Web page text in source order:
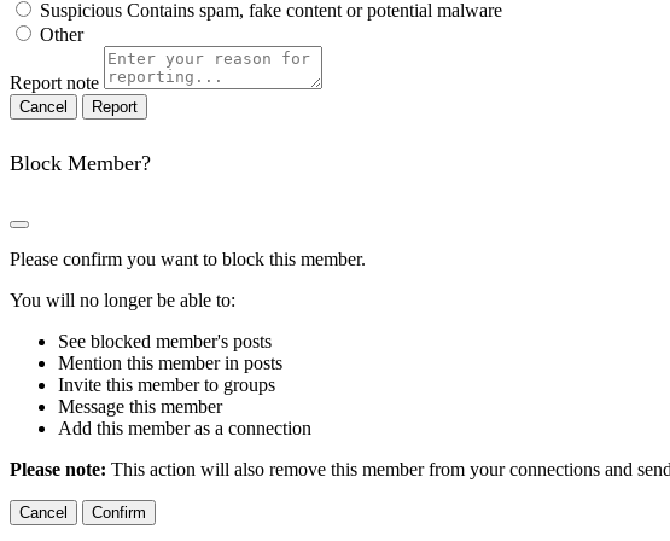
Suspicious Contains spam, fake content or potential malware
Other
Report note
Report
Block Member?
Please confirm you want to block this member.
You will no longer be able to:
See blocked member's posts
Mention this member in posts
Invite this member to groups
Message this member
Add this member as a connection
Please note: This action will also remove this member from your connections and
Confirm